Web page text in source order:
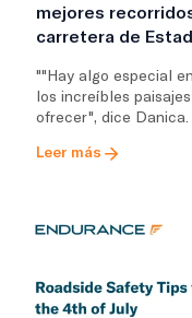
mejores
carretera de
""Hay algo especial
los increíbles
ofrecer", dice Danica.
Leer más